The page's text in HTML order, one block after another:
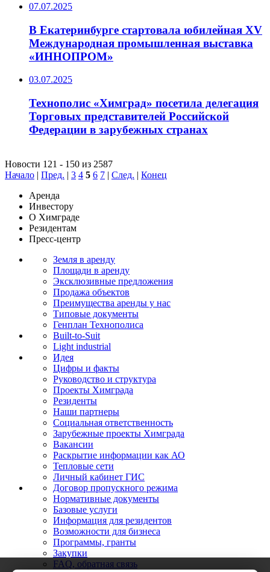
07.07.2025
В Екатеринбурге стартовала юбилейная XV
Международная промышленная выставка
«ИННОПРОМ»
03.07.2025
Технополис «Химград» посетила делегация
Торговых представителей Российской
Федерации в зарубежных странах
Новости 121 - 150 из 2587
Начало | Пред. | 3 4 5 6 7 | След. | Конец
Аренда
Инвестору
О Химграде
Резидентам
Пресс-центр
Земля в аренду
Площади в аренду
Эксклюзивные предложения
Продажа объектов
Преимущества аренды у нас
Типовые документы
Генплан Технополиса
Built-to-Suit
Light industrial
Идея
Цифры и факты
Руководство и структура
Проекты Химграда
Резиденты
Наши партнеры
Социальная ответственность
Зарубежные проекты Химграда
Вакансии
Раскрытие информации как АО
Тепловые сети
Личный кабинет ГИС
Договор пропускного режима
Нормативные документы
Базовые услуги
Информация для резидентов
Возможности для бизнеса
Программы, гранты
Закупки
FAQ, обратная связь